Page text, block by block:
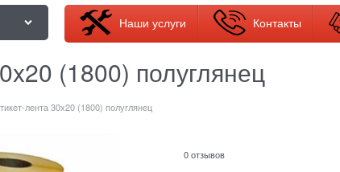
Наши услуги Контакты
(1800) полуглянец
лента 30x20 (1800) полуглянец
0 отзывов